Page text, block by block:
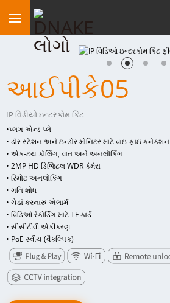
આઈપીકે05
IP વિડીયો ઇન્ટરકોમ કિટ
•પ્લગ એન્ડ પ્લે
• ડોર સ્ટેશન અને ઇન્ડોર મોનિટર માટે વાઇ-ફાઇ કનેક્શન
• એક-ટચ કૉલિંગ, વાત અને અનલૉકિંગ
• 2MP HD ડિજિટલ WDR કેમેરા
• રિમોટ અનલોકિંગ
• ગતિ શોધ
• ચેડાં કરનારું એલાર્મ
• વિડિઓ રેકોર્ડિંગ માટે TF કાર્ડ
• સીસીટીવી એકીકરણ
• PoE સ્વીચ (વૈકલ્પિક)